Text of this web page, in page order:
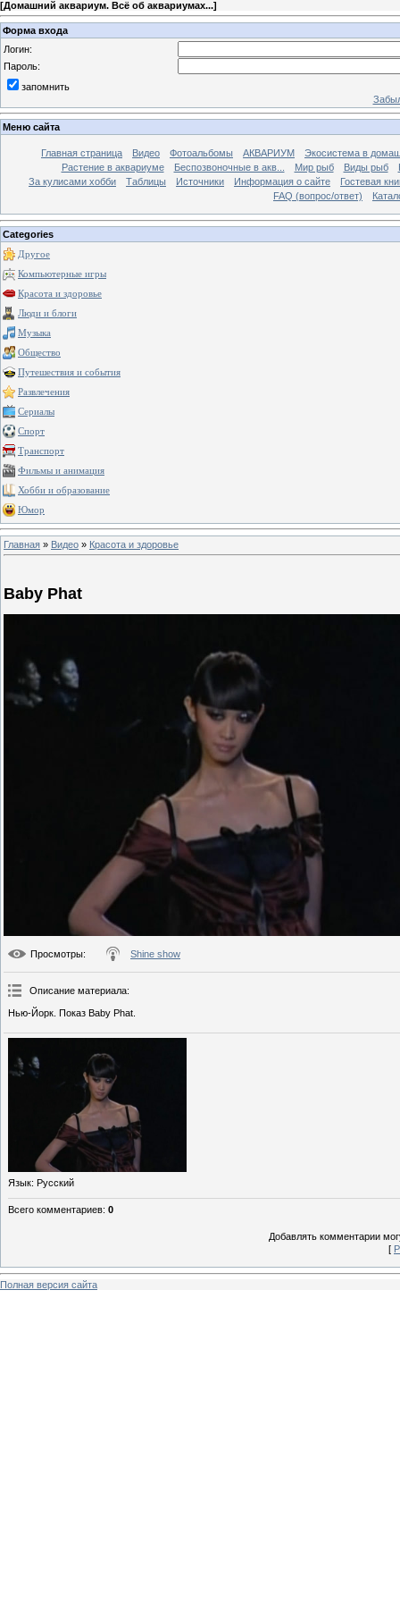
[Домашний аквариум. Всё об аквариумах...]
Форма входа
Логин:
Пароль:
запомнить
Меню сайта
Главная страница Видео Фотоальбомы АКВАРИУМ
Экосистема в
Растение в аквариуме
Беспозвоночные в акв... Мир рыб Виды рыб
За кулисами хобби
Таблицы Источники Информация о сайте
Гостевая
FAQ (вопрос/ответ)
Categories
Другое
Компьютерные игры
Красота и здоровье
Люди и блоги
Музыка
Общество
Путешествия и события
Развлечения
Сериалы
Спорт
Транспорт
Фильмы и анимация
Хобби и образование
Юмор
Главная » Видео » Красота и здоровье
Baby Phat
Просмотры: Shine show
Описание материала:
Нью-Йорк. Показ Baby Phat.
Язык: Русский
Всего комментариев: 0
Добавлять комментарии
[
Полная версия сайта